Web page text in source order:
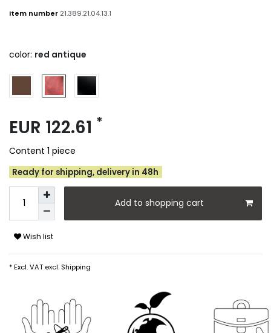
Item number 21.389.21.04.13.1
color: red antique
EUR 122.61 *
Content 1 piece
Ready for shipping, delivery in 48h
Add to shopping cart
Wish list
* Excl. VAT excl. Shipping